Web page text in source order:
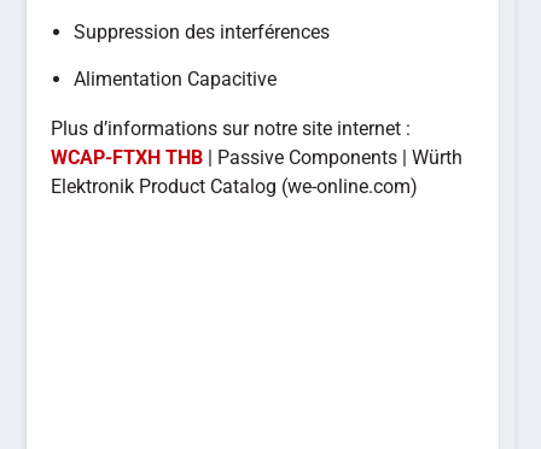
Suppression des interférences
Alimentation Capacitive
Plus d’informations sur notre site internet :
WCAP-FTXH THB | Passive Components | Würth
Elektronik Product Catalog (we-online.com)